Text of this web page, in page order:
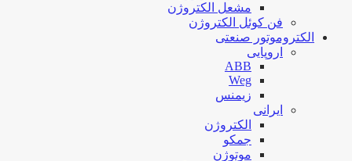
مشعل الکتروژن
فن کوئل الکتروژن
الکتروموتور صنعتی
اروپایی
ABB
Weg
زیمنس
ایرانی
الکتروژن
جمکو
موتوژن